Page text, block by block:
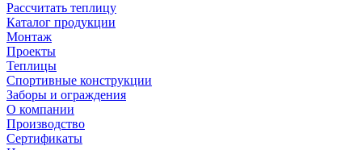
Рассчитать теплицу
Каталог продукции
Монтаж
Проекты
Теплицы
Спортивные конструкции
Заборы и ограждения
О компании
Производство
Сертификаты